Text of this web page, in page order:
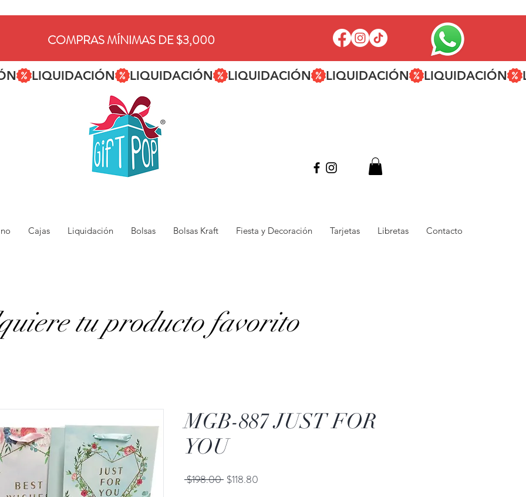
COMPRAS MÍNIMAS DE $3,000
Cajas Liquidación Bolsas Bolsas Kraft Fiesta y Decoración Tarjetas Libretas Contacto
tu producto favorito
MGB-887 JUST FOR
YOU
$198.00 Precio
$118.80